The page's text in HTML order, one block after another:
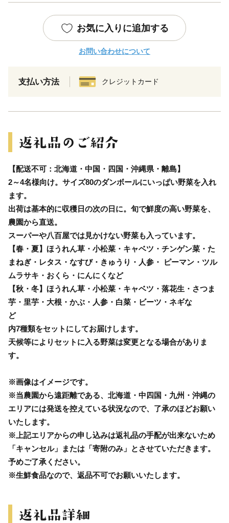
お気に入りに追加する
お問い合わせについて
支払い方法 クレジットカード
【配送不可：北海道・中国・四国・沖縄県・離島】
2～4名様向け。サイズ80のダンボールにいっぱい野菜を入れ
ます。
出荷は基本的に収穫日の次の日に。旬で鮮度の高い野菜を、
農園から直送。
スーパーや⼋百屋では⾒かけない野菜も⼊っています。
【春・夏】ほうれん草・小松菜・キャベツ・チンゲン菜・た
まねぎ・レタス・なすび・きゅうり・人参・ ピーマン・ツル
ムラサキ・おくら・にんにくなど
【秋・冬】ほうれん草・小松菜・キャベツ・落花生・さつま
芋・里芋・大根・かぶ・人参・白菜・ビーツ・ネギな
ど
内7種類をセットにしてお届けします。
天候等によりセットに入る野菜は変更となる場合がありま
す。
※画像はイメージです。
※当農園から遠距離である、北海道・中四国・九州・沖縄の
エリアには発送を控えている状況なので、了承のほどお願い
いたします。
※上記エリアからの申し込みは返礼品の手配が出来ないため
「キャンセル」または「寄附のみ」とさせていただきます。
予めご了承ください。
※生鮮食品なので、返品不可でお願いいたします。